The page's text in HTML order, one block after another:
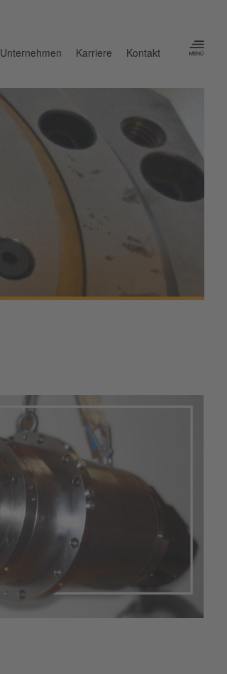
Unternehmen Karriere Kontakt